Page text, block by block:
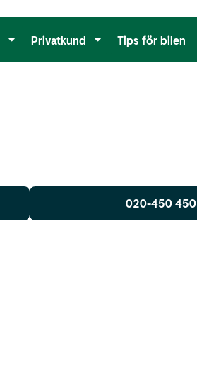
Privatkund Tips för bilen
020-450 450